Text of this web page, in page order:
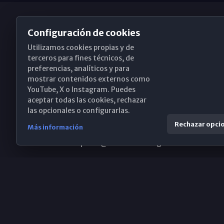
Obispado de Málaga
Santa María, 18-20. 29015 Málaga
(+34) 952 224 386
Configuración de cookies
Utilizamos cookies propias y de
terceros para fines técnicos, de
preferencias, analíticos y para
mostrar contenidos externos como
YouTube, X o Instagram. Puedes
aceptar todas las cookies, rechazar
las opcionales o configurarlas.
Más información Rechazar